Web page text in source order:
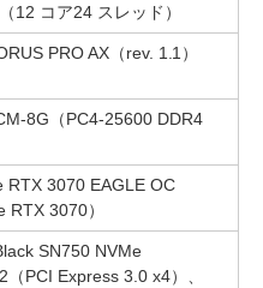
12 コア24 スレッド）
PRO AX（rev. 1.1）
8G（PC4-25600 DDR4
RTX 3070 EAGLE OC
3070）
SN750 NVMe
PCI Express 3.0 x4）、